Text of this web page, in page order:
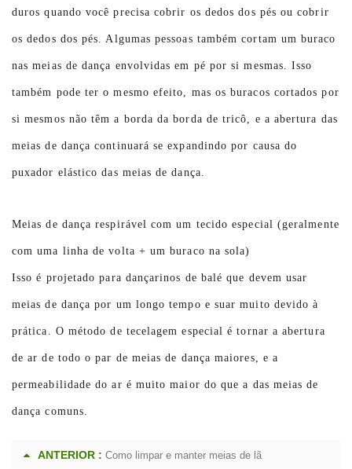
duros quando você precisa cobrir os dedos dos pés ou cobrir
os dedos dos pés. Algumas pessoas também cortam um buraco
nas meias de dança envolvidas em pé por si mesmas. Isso
também pode ter o mesmo efeito, mas os buracos cortados por
si mesmos não têm a borda da borda de tricô, e a abertura das
meias de dança continuará se expandindo por causa do
puxador elástico das meias de dança.
Meias de dança respirável com um tecido especial (geralmente
com uma linha de volta + um buraco na sola)
Isso é projetado para dançarinos de balé que devem usar
meias de dança por um longo tempo e suar muito devido à
prática. O método de tecelagem especial é tornar a abertura
de ar de todo o par de meias de dança maiores, e a
permeabilidade do ar é muito maior do que a das meias de
dança comuns.
ANTERIOR : Como limpar e manter meias de lã